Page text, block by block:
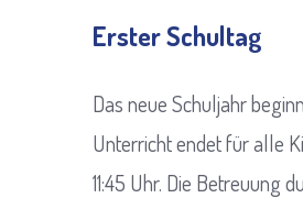
Erster Schultag
Das neue Schuljahr
Unterricht endet für alle
11:45 Uhr. Die Betreuung